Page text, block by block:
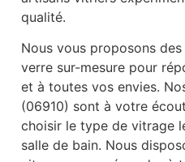
qualité.
Nous vous proposons
verre sur-mesure pour
et à toutes vos envies.
(06910) sont à votre
choisir le type de vitrage
salle de bain. Nous